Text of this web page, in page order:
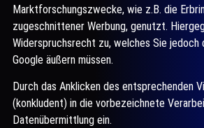
Marktforschungszwecke, wie z.B. die
zugeschnittener Werbung, genutzt.
Widerspruchsrecht zu, welches Sie jedoch
Google äußern müssen.
Durch das Anklicken des entsprechenden
(konkludent) in die vorbezeichnete
Datenübermittlung ein.